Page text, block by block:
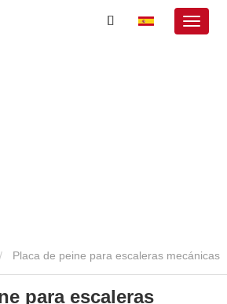
Placa de peine para escaleras mecánicas
mecánicas
para escaleras